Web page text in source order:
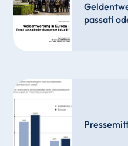
passati